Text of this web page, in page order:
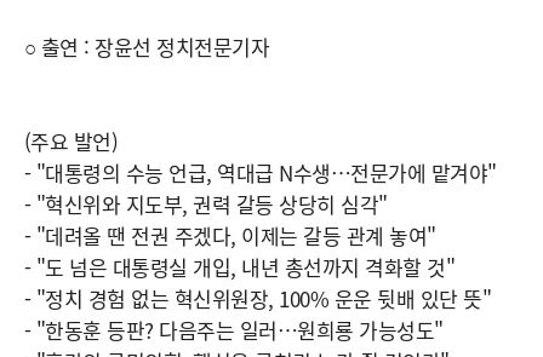
○ 출연 : 장윤선 정치전문기자
(주요 발언)
- "대통령의 수능 언급, 역대급 N수생…전문가에 맡겨야"
- "혁신위와 지도부, 권력 갈등 상당히 심각"
- "데려올 땐 전권 주겠다, 이제는 갈등 관계 놓여"
- "도 넘은 대통령실 개입, 내년 총선까지 격화할 것"
- "정치 경험 없는 혁신위원장, 100% 운운 뒷배 있단 뜻"
- "한동훈 등판? 다음주는 일러…원희룡 가능성도"